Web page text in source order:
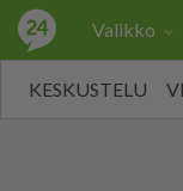
Valikko
KESKUSTELU